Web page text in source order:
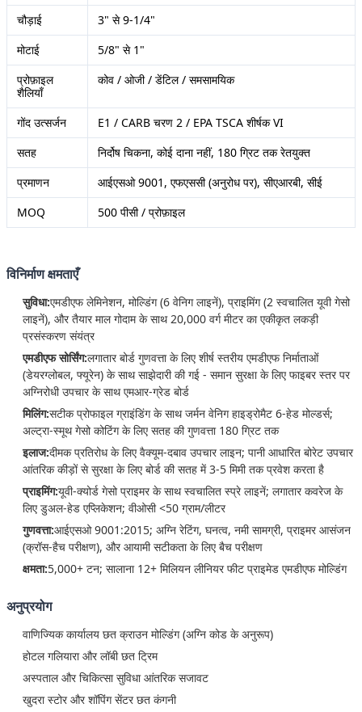
चौड़ाई
3" से 9-1/4"
मोटाई
5/8" से 1"
प्रोफ़ाइल
शैलियाँ
कोव / ओजी / डेंटिल / समसामयिक
गोंद उत्सर्जन
E1 / CARB चरण 2 / EPA TSCA शीर्षक VI
सतह
निर्दोष चिकना, कोई दाना नहीं, 180 ग्रिट तक रेतयुक्त
प्रमाणन
आईएसओ 9001, एफएससी (अनुरोध पर), सीएआरबी, सीई
MOQ
500 पीसी / प्रोफ़ाइल
विनिर्माण क्षमताएँ
सुविधा:एमडीएफ लेमिनेशन, मोल्डिंग (6 वेनिग लाइनें), प्राइमिंग (2 स्वचालित यूवी गेसो
लाइनें), और तैयार माल गोदाम के साथ 20,000 वर्ग मीटर का एकीकृत लकड़ी
प्रसंस्करण संयंत्र
एमडीएफ सोर्सिंग:लगातार बोर्ड गुणवत्ता के लिए शीर्ष स्तरीय एमडीएफ निर्माताओं
(डेयरग्लोबल, फ्यूरेन) के साथ साझेदारी की गई - समान सुरक्षा के लिए फाइबर स्तर पर
अग्निरोधी उपचार के साथ एमआर-ग्रेड बोर्ड
मिलिंग:सटीक प्रोफाइल ग्राइंडिंग के साथ जर्मन वेनिग हाइड्रोमैट 6-हेड मोल्डर्स;
अल्ट्रा-स्मूथ गेसो कोटिंग के लिए सतह की गुणवत्ता 180 ग्रिट तक
इलाज:दीमक प्रतिरोध के लिए वैक्यूम-दबाव उपचार लाइन; पानी आधारित बोरेट उपचार
आंतरिक कीड़ों से सुरक्षा के लिए बोर्ड की सतह में 3-5 मिमी तक प्रवेश करता है
प्राइमिंग:यूवी-क्योर्ड गेसो प्राइमर के साथ स्वचालित स्प्रे लाइनें; लगातार कवरेज के
लिए डुअल-हेड एप्लिकेशन; वीओसी <50 ग्राम/लीटर
गुणवत्ता:आईएसओ 9001:2015; अग्नि रेटिंग, घनत्व, नमी सामग्री, प्राइमर आसंजन
(क्रॉस-हैच परीक्षण), और आयामी सटीकता के लिए बैच परीक्षण
क्षमता:5,000+ टन; सालाना 12+ मिलियन लीनियर फीट प्राइमेड एमडीएफ मोल्डिंग
अनुप्रयोग
वाणिज्यिक कार्यालय छत क्राउन मोल्डिंग (अग्नि कोड के अनुरूप)
होटल गलियारा और लॉबी छत ट्रिम
अस्पताल और चिकित्सा सुविधा आंतरिक सजावट
खुदरा स्टोर और शॉपिंग सेंटर छत कंगनी